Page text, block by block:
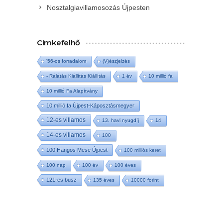
Nosztalgiavillamosozás Újpesten
Címkefelhő
'56-os forradalom (V)észjelzés
- Rálátás Kiállítás Kiállítás 1 év 10 millió fa
10 millió Fa Alapítvány
10 millió fa Újpest-Káposztásmegyer
12-es villamos 13. havi nyugdíj 14
14-es villamos 100
100 Hangos Mese Újpest 100 milliós keret
100 nap 100 év 100 éves
121-es busz 135 éves 10000 forint